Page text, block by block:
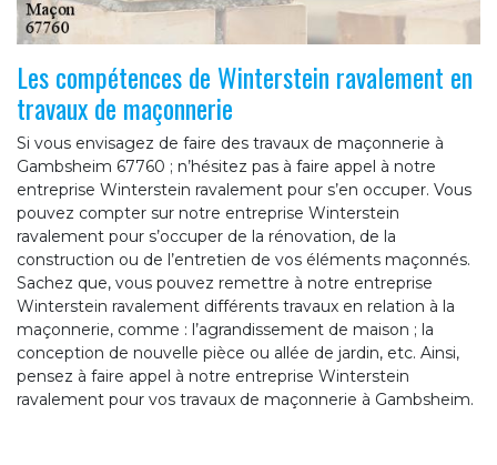
Les compétences de Winterstein ravalement en
travaux de maçonnerie
Si vous envisagez de faire des travaux de maçonnerie à
Gambsheim 67760 ; n’hésitez pas à faire appel à notre
entreprise Winterstein ravalement pour s’en occuper. Vous
pouvez compter sur notre entreprise Winterstein
ravalement pour s’occuper de la rénovation, de la
construction ou de l’entretien de vos éléments maçonnés.
Sachez que, vous pouvez remettre à notre entreprise
Winterstein ravalement différents travaux en relation à la
maçonnerie, comme : l’agrandissement de maison ; la
conception de nouvelle pièce ou allée de jardin, etc. Ainsi,
pensez à faire appel à notre entreprise Winterstein
ravalement pour vos travaux de maçonnerie à Gambsheim.